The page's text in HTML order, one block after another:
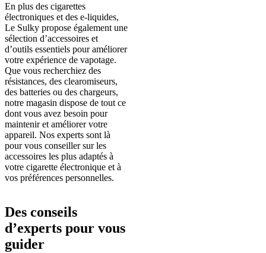
En plus des cigarettes
électroniques et des e-liquides,
Le Sulky propose également une
sélection d’accessoires et
d’outils essentiels pour améliorer
votre expérience de vapotage.
Que vous recherchiez des
résistances, des clearomiseurs,
des batteries ou des chargeurs,
notre magasin dispose de tout ce
dont vous avez besoin pour
maintenir et améliorer votre
appareil. Nos experts sont là
pour vous conseiller sur les
accessoires les plus adaptés à
votre cigarette électronique et à
vos préférences personnelles.
Des conseils
d’experts pour vous
guider